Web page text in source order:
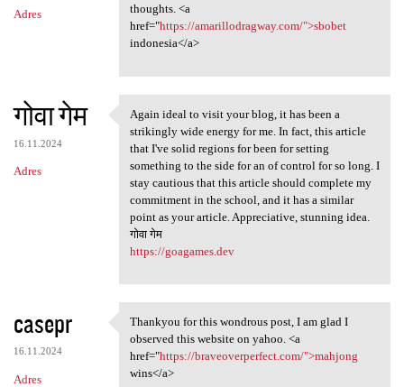
Adres
thoughts. <a
href="https://amarillodragway.com/">sbobet
indonesia</a>
गोवा गेम
16.11.2024
Adres
Again ideal to visit your
Again ideal to visit your blog, it has been a
strikingly wide energy for me. In fact, this article
that I've solid regions for been for setting
something to the side for an of control for so long. I
stay cautious that this article should complete my
commitment in the school, and it has a similar
point as your article. Appreciative, stunning idea.
गोवा गेम
https://goagames.dev
casepr
16.11.2024
Adres
Thankyou for this wondrous
Thankyou for this wondrous post, I am glad I
observed this website on yahoo. <a
href="https://braveoverperfect.com/">mahjong
wins</a>